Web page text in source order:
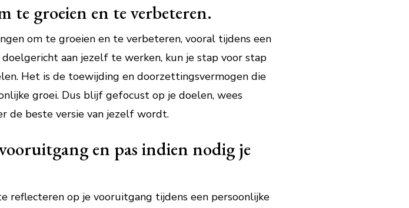
te groeien en te verbeteren.
om te groeien en te verbeteren, vooral tijdens een
aan jezelf te werken, kun je stap voor stap
Het is de toewijding en doorzettingsvermogen die
groei. Dus blijf gefocust op je doelen, wees
de beste versie van jezelf wordt.
en pas indien nodig je
op je vooruitgang tijdens een persoonlijke